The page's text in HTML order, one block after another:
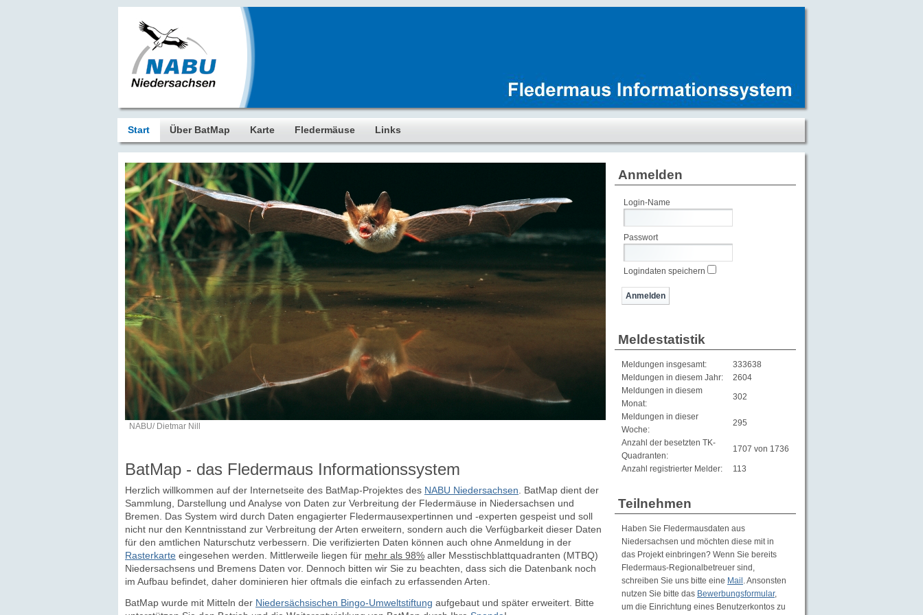
Start Über BatMap Karte Fledermäuse Links
NABU/ Dietmar Nill
BatMap - das Fledermaus Informationssystem
Herzlich willkommen auf der Internetseite des BatMap-Projektes des NABU Niedersachsen . BatMap dient der
Sammlung, Darstellung und Analyse von Daten zur Verbreitung der Fledermäuse in Niedersachsen und
Bremen. Das System wird durch Daten engagierter Fledermausexpertinnen und -experten gespeist und soll
nicht nur den Kenntnisstand zur Verbreitung der Arten erweitern, sondern auch die Verfügbarkeit dieser Daten
für den amtlichen Naturschutz verbessern. Die verifizierten Daten können auch ohne Anmeldung in der
Rasterkarte eingesehen werden. Mittlerweile liegen für mehr als 98% aller Messtischblattquadranten (MTBQ)
Niedersachsens und Bremens Daten vor. Dennoch bitten wir Sie zu beachten, dass sich die Datenbank noch
im Aufbau befindet, daher dominieren hier oftmals die einfach zu erfassenden Arten.
BatMap wurde mit Mitteln der Niedersächsischen Bingo-Umweltstiftung aufgebaut und später erweitert. Bitte
Anmelden
Login-Name
Passwort
Logindaten speichern
Meldestatistik
Meldungen insgesamt:
333638
Meldungen in diesem Jahr:
2604
Meldungen in diesem
Monat:
302
Meldungen in dieser
Woche:
295
Anzahl der besetzten TK-
Quadranten:
1707 von 1736
Anzahl registrierter Melder: 113
Teilnehmen
Haben Sie Fledermausdaten aus
Niedersachsen und möchten diese mit in
das Projekt einbringen? Wenn Sie bereits
Fledermaus-Regionalbetreuer sind,
schreiben Sie uns bitte eine Mail . Ansonsten
nutzen Sie bitte das Bewerbungsformular,
um die Einrichtung eines Benutzerkontos zu